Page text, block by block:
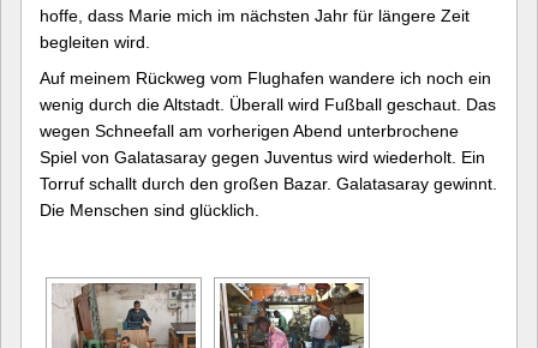
hoffe, dass Marie mich im nächsten Jahr für längere Zeit
begleiten wird.
Auf meinem Rückweg vom Flughafen wandere ich noch ein
wenig durch die Altstadt. Überall wird Fußball geschaut. Das
wegen Schneefall am vorherigen Abend unterbrochene
Spiel von Galatasaray gegen Juventus wird wiederholt. Ein
Torruf schallt durch den großen Bazar. Galatasaray gewinnt.
Die Menschen sind glücklich.